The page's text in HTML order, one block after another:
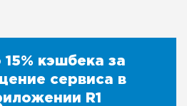
сервиса в
R1